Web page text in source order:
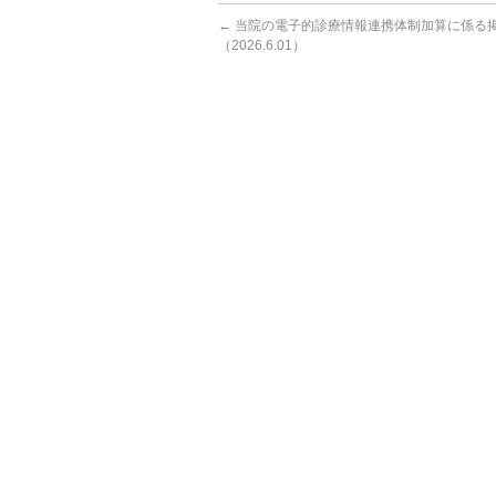
← 当院の電子的診療情報連携体制加算に係る
（2026.6.01）